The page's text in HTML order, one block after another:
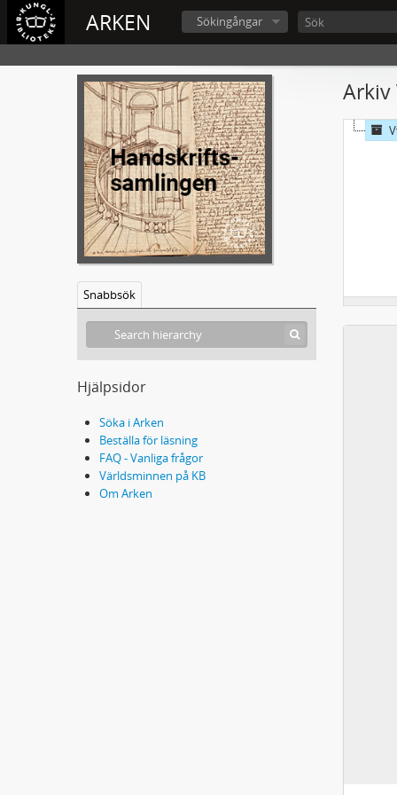
ARKEN Sökingångar
Snabbsök
Hjälpsidor
Söka i Arken
Beställa för läsning
FAQ - Vanliga frågor
Världsminnen på KB
Om Arken
Arkiv